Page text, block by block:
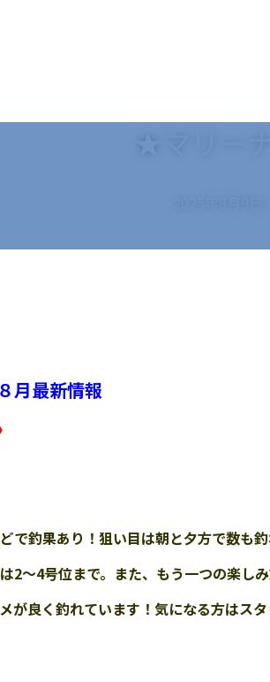
月最新情報
どで釣果あり！狙い目は朝と夕方で数も
2～4号位まで。また、もう一つの楽し
が良く釣れています！気になる方はス